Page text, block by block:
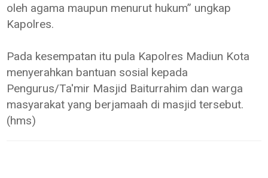
oleh agama maupun menurut hukum” ungkap
Kapolres.
Pada kesempatan itu pula Kapolres Madiun Kota
menyerahkan bantuan sosial kepada
Pengurus/Ta'mir Masjid Baiturrahim dan warga
masyarakat yang berjamaah di masjid tersebut.
(hms)